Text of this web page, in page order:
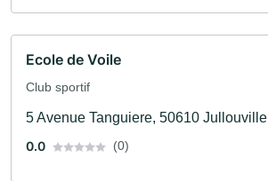
Ecole de Voile
Club sportif
5 Avenue Tanguiere, 50610 Jullouville
0.0
(0)